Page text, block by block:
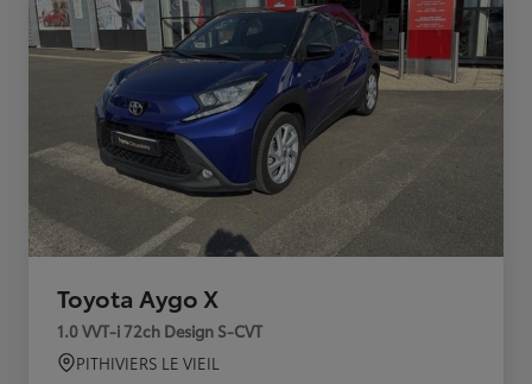
Toyota Aygo X
1.0 VVT-i 72ch Design S-CVT
PITHIVIERS LE VIEIL